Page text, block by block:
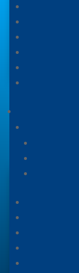
Prémiová
sito na